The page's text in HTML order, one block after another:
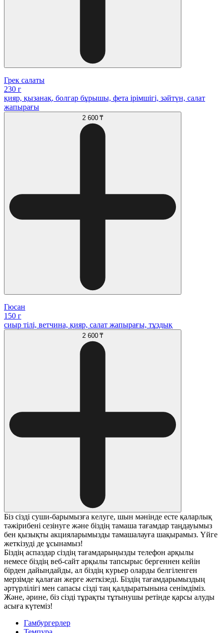
Грек салаты
230 г
қияр, қызанақ, болгар бұрышы, фета ірімшігі, зәйтүн, салат
жапырағы
2 600 ₸
Гюсан
150 г
сиыр тілі, ветчина, қияр, салат жапырағы, тұздық
2 600 ₸
Біз сізді суши-барымызға келуге, шын мәнінде есте қаларлық
тәжірибені сезінуге және біздің тамаша тағамдар таңдауымыз
бен қызықты акцияларымызды тамашалауға шақырамыз. Үйге
жеткізуді де ұсынамыз!
Біздің аспаздар сіздің тағамдарыңызды телефон арқылы
немесе біздің веб-сайт арқылы тапсырыс бергеннен кейін
бірден дайындайды, ал біздің курьер оларды белгіленген
мерзімде қалаған жерге жеткізеді. Біздің тағамдарымыздың
әртүрлілігі мен сапасы сізді таң қалдыратынына сенімдіміз.
Және, әрине, біз сізді тұрақты тұтынушы ретінде қарсы алуды
асыға күтеміз!
Гамбургерлер